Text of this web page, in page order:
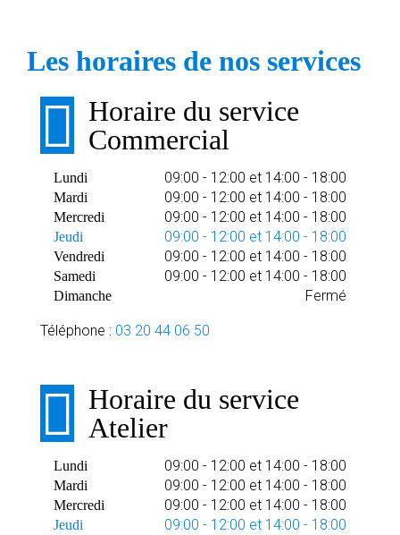
Les horaires de nos services
Horaire du service
Commercial
Lundi 09:00 - 12:00 et 14:00 - 18:00
Mardi 09:00 - 12:00 et 14:00 - 18:00
Mercredi 09:00 - 12:00 et 14:00 - 18:00
Jeudi 09:00 - 12:00 et 14:00 - 18:00
Vendredi 09:00 - 12:00 et 14:00 - 18:00
Samedi 09:00 - 12:00 et 14:00 - 18:00
Dimanche Fermé
Téléphone : 03 20 44 06 50
Horaire du service
Atelier
Lundi 09:00 - 12:00 et 14:00 - 18:00
Mardi 09:00 - 12:00 et 14:00 - 18:00
Mercredi 09:00 - 12:00 et 14:00 - 18:00
Jeudi 09:00 - 12:00 et 14:00 - 18:00